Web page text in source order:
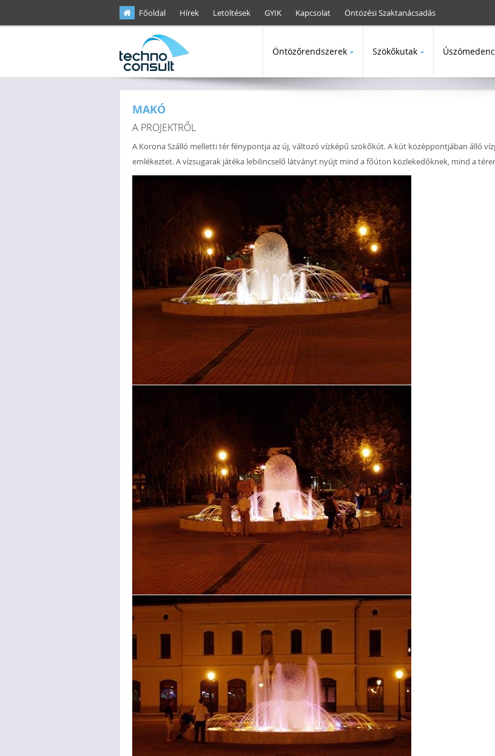
Főoldal Hírek Letöltések GYIK Kapcsolat Öntözési Szaktanácsadás
Öntözőrendszerek Szökőkutak
MAKÓ
A PROJEKTRŐL
A Korona Szálló melletti tér fénypontja az új, változó vízképű szökőkút. A kút középpontjában álló
emlékeztet. A vízsugarak játéka lebilincselő látványt nyújt mind a főúton közlekedőknek, mind a